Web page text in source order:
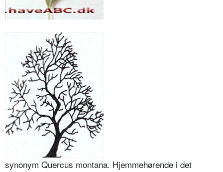
synonym Quercus montana. Hjemmehørende i det